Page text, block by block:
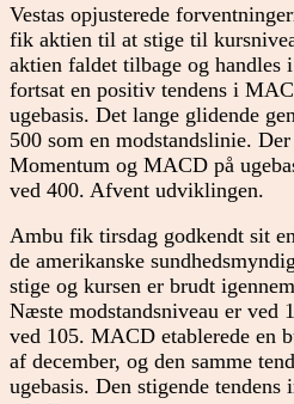
Vestas opjusterede
fik aktien til at stige til
aktien faldet tilbage og handles
fortsat en positiv tendens i
ugebasis. Det lange glidende
500 som en modstandslinie.
Momentum og MACD på
ved 400. Afvent udviklingen.
Ambu fik tirsdag godkendt sit
de amerikanske
stige og kursen er brudt
Næste modstandsniveau er ved
ved 105. MACD etablerede en
af december, og den samme
ugebasis. Den stigende